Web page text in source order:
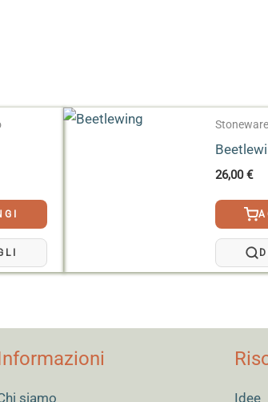
26,00€
siamo Idee